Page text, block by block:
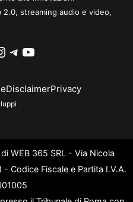
streaming audio e video,
Telegram
YouTube
DisclaimerPrivacy
WEB 365 SRL - Via Nicola
Codice Fiscale e Partita I.V.A.